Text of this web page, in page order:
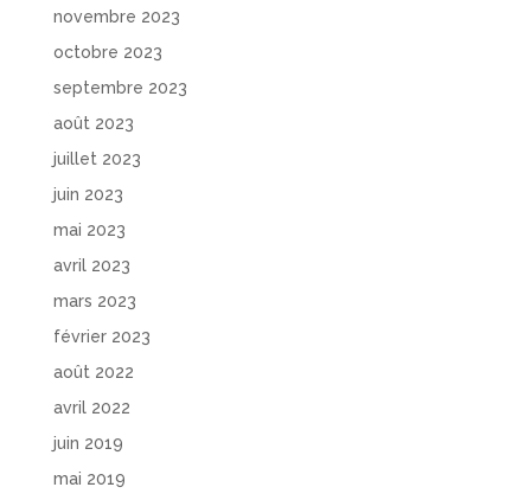
novembre 2023
octobre 2023
septembre 2023
août 2023
juillet 2023
juin 2023
mai 2023
avril 2023
mars 2023
février 2023
août 2022
avril 2022
juin 2019
mai 2019